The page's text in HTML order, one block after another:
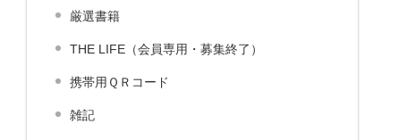
厳選書籍
THE LIFE（会員専用・募集終了）
携帯用ＱＲコード
雑記